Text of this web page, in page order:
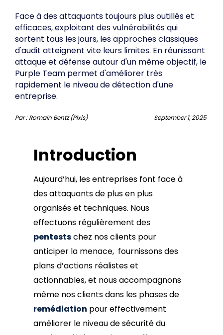
Face à des attaquants toujours plus outillés et
efficaces, exploitant des vulnérabilités qui
sortent tous les jours, les approches classiques
d'audit atteignent vite leurs limites. En réunissant
attaque et défense autour d'un même objectif, le
Purple Team permet d'améliorer très
rapidement le niveau de détection d'une
entreprise.
Par : Romain Bentz (Pixis) September 1, 2025
Introduction
Aujourd’hui, les entreprises font face à
des attaquants de plus en plus
organisés et techniques. Nous
effectuons régulièrement des
pentestschez nos clients pour
anticiper la menace, fournissons des
plans d’actions réalistes et
actionnables, et nous accompagnons
même nos clients dans les phases de
remédiation pour effectivement
améliorer le niveau de sécurité du